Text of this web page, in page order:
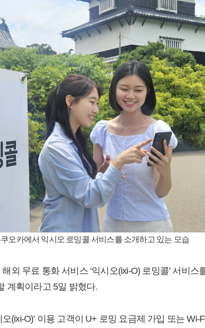
오카에서 익시오 로밍콜 서비스를 소개하고 있는 모습
외 무료 통화 서비스 ‘익시오(ixi-O) 로밍콜’ 서비스
계획이라고 5일 밝혔다.
(ixi-O)’ 이용 고객이 U+ 로밍 요금제 가입 또는